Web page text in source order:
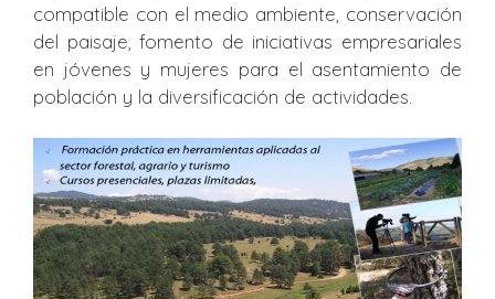
compatible con el medio ambiente, conservación
del paisaje, fomento de iniciativas empresariales
en jóvenes y mujeres para el asentamiento de
población y la diversificación de actividades.